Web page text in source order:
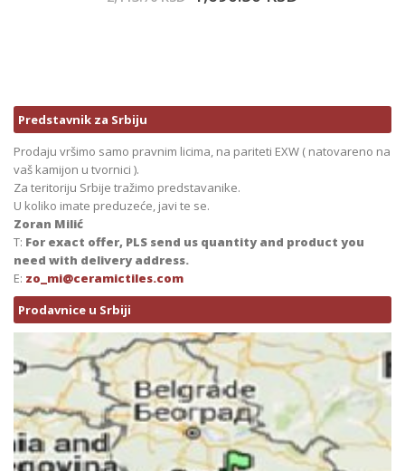
Predstavnik za Srbiju
Prodaju vršimo samo pravnim licima, na pariteti EXW ( natovareno na
vaš kamijon u tvornici ).
Za teritoriju Srbije tražimo predstavanike.
U koliko imate preduzeće, javi te se.
Zoran Milić
T: For exact offer, PLS send us quantity and product you
need with delivery address.
E: zo_mi@ceramictiles.com
Prodavnice u Srbiji